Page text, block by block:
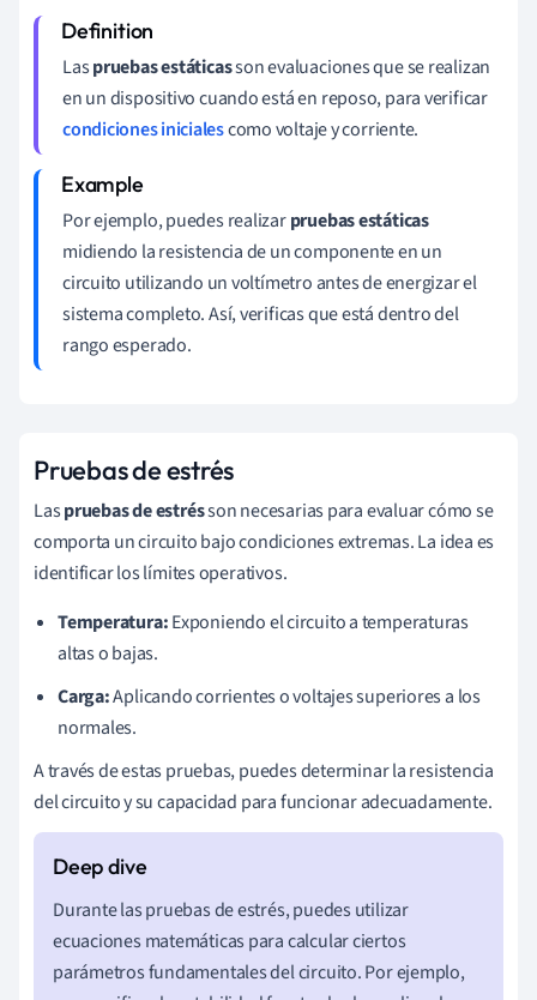
Laspruebas estáticasson evaluaciones que se realizan
en un dispositivo cuando está en reposo, para verificar
condiciones inicialescomo voltaje y corriente.
Por ejemplo, puedes realizarpruebas estáticas
midiendo la resistencia de un componente en un
circuito utilizando un voltímetro antes de energizar el
sistema completo. Así, verificas que está dentro del
rango esperado.
Pruebas de estrés
Laspruebas de estrésson necesarias para evaluar cómo se
comporta un circuito bajo condiciones extremas. La idea es
identificar los límites operativos.
Temperatura:Exponiendo el circuito a temperaturas
altas o bajas.
Carga:Aplicando corrientes o voltajes superiores a los
normales.
A través de estas pruebas, puedes determinar la resistencia
del circuito y su capacidad para funcionar adecuadamente.
Durante las pruebas de estrés, puedes utilizar
ecuaciones matemáticas para calcular ciertos
parámetros fundamentales del circuito. Por ejemplo,